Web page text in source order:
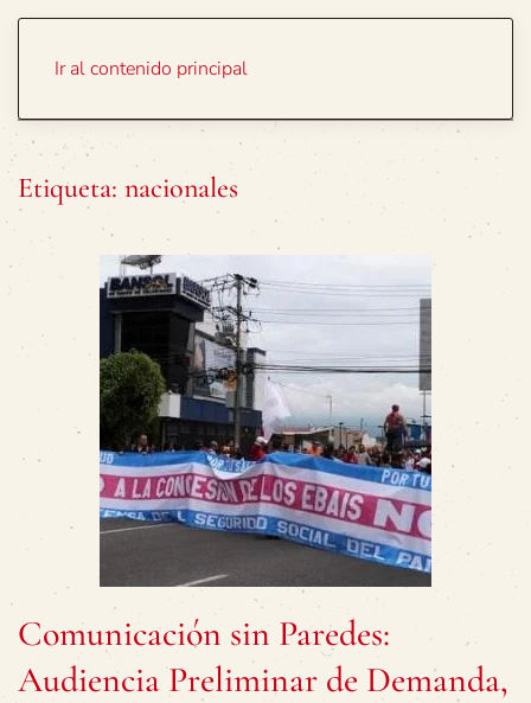
Ir al contenido principal
Etiqueta: nacionales
Comunicación sin Paredes:
Audiencia Preliminar de Demanda,